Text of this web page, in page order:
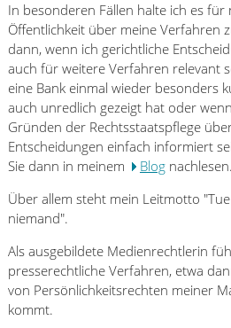
In besonderen Fällen halte ich es für
Öffentlichkeit über meine Verfahren
dann, wenn ich gerichtliche
auch für weitere Verfahren relevant
eine Bank einmal wieder besonders
auch unredlich gezeigt hat oder
Gründen der Rechtsstaatspflege
Entscheidungen einfach informiert
Sie dann in meinem
Blognachlesen.
Über allem steht mein Leitmotto
niemand".
Als ausgebildete Medienrechtlerin
presserechtliche Verfahren, etwa
von Persönlichkeitsrechten meiner
kommt.